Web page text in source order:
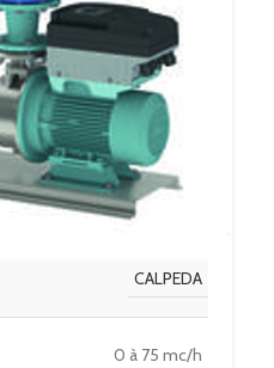
CALPEDA
0 à 75 mc/h